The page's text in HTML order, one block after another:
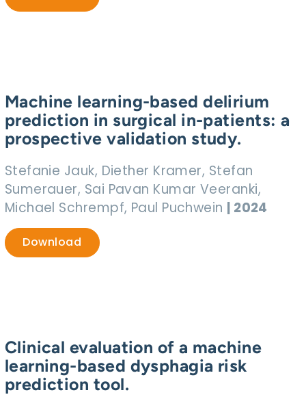
Machine learning-based delirium
prediction in surgical in-patients: a
prospective validation study.
Stefanie Jauk, Diether Kramer, Stefan
Sumerauer, Sai Pavan Kumar Veeranki,
Michael Schrempf, Paul Puchwein | 2024
Download
Clinical evaluation of a machine
learning-based dysphagia risk
prediction tool.